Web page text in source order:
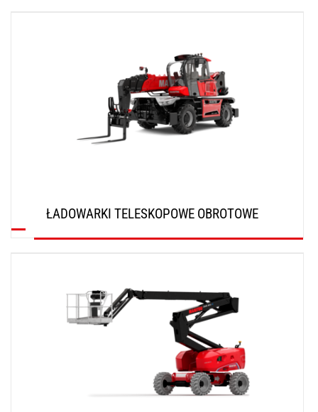
ŁADOWARKI TELESKOPOWE OBROTOWE